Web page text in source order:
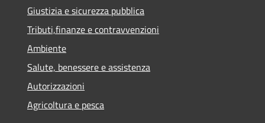
Giustizia e sicurezza pubblica
Tributi,finanze e contravvenzioni
Ambiente
Salute, benessere e assistenza
Autorizzazioni
Agricoltura e pesca